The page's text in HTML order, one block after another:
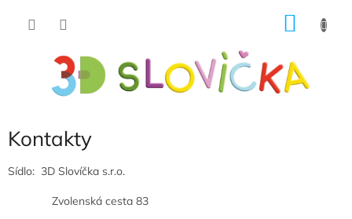
Kontakty
Sídlo: 3D Slovíčka s.r.o.
Zvolenská cesta 83